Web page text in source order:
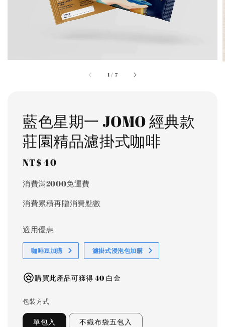
1 / 7
藍色星期一 JOMO 經典款
莊園精品濾掛式咖啡
Regular
NT$ 40
消費滿2000免運費
消費累積再贈消費點數
適用優惠
咖啡豆加購 濾掛式浸泡包加購
購買此產品可獲得 40 白金
包裝方式
單包入 不織布袋五包入